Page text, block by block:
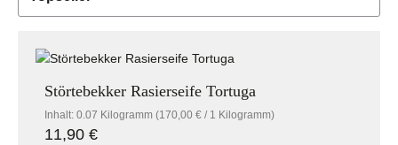
Störtebekker Rasierseife Tortuga
Inhalt:0.07 Kilogramm(170,00 € / 1 Kilogramm)
Regulärer Preis:
11,90 €